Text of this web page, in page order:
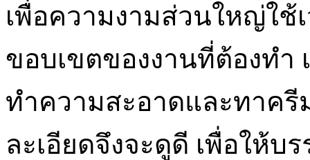
เพื่อความงามส่วนใหญ่ใช้
ขอบเขตของงานที่ต้องทำ
ทำความสะอาดและทาครี
ละเอียดจึงจะดูดี เพื่อให้บ